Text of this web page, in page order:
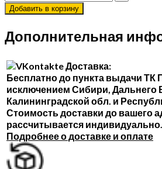
Добавить в корзину
Дополнительная
Доставка:
Бесплатно до пункта выдачи ТК
исключением Сибири, Дальнего
Калининградской обл. и
Стоимость доставки до вашего
рассчитывается индивидуально.
Подробнее о доставке и оплате